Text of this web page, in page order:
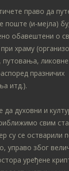
право да
поште (и-мејла)
обавештени о
храму
путовања,
празничих
итд.).
да духовни и
свим
су се остварили
управо због
уређене